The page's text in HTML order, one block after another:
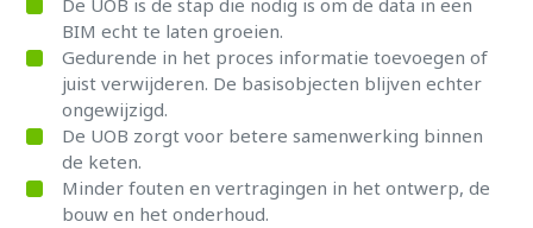
De UOB is de stap die nodig is om de data in een
BIM echt te laten groeien.
Gedurende in het proces informatie toevoegen of
juist verwijderen. De basisobjecten blijven echter
ongewijzigd.
De UOB zorgt voor betere samenwerking binnen
de keten.
Minder fouten en vertragingen in het ontwerp, de
bouw en het onderhoud.